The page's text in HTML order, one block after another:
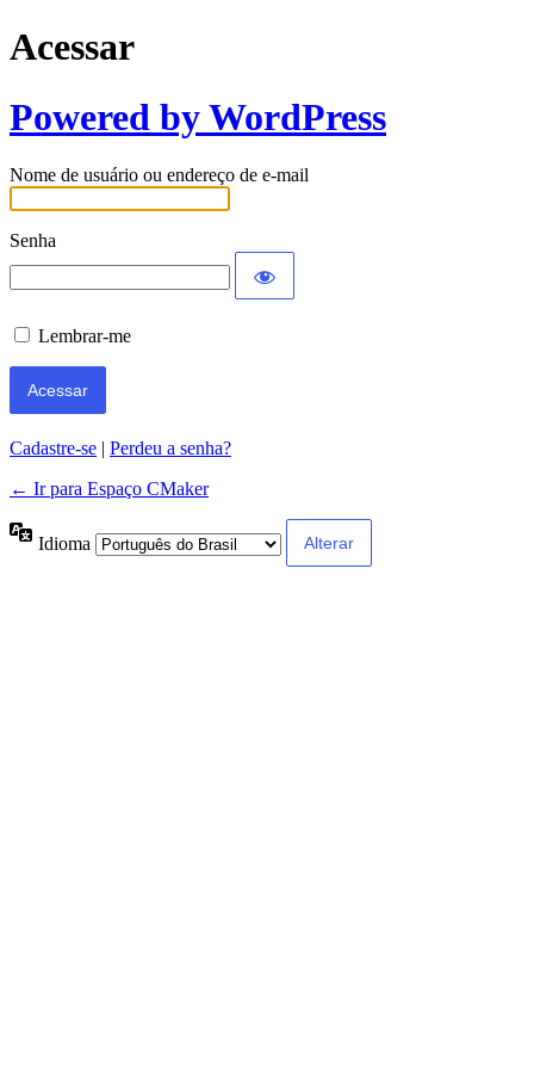
Acessar
Powered by WordPress
Nome de usuário ou endereço de e-mail
Senha
Lembrar-me
Cadastre-se | Perdeu a senha?
← Ir para Espaço CMaker
Idioma